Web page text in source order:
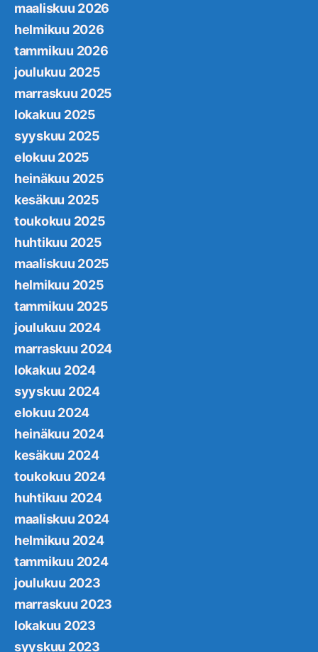
maaliskuu 2026
helmikuu 2026
tammikuu 2026
joulukuu 2025
marraskuu 2025
lokakuu 2025
syyskuu 2025
elokuu 2025
heinäkuu 2025
kesäkuu 2025
toukokuu 2025
huhtikuu 2025
maaliskuu 2025
helmikuu 2025
tammikuu 2025
joulukuu 2024
marraskuu 2024
lokakuu 2024
syyskuu 2024
elokuu 2024
heinäkuu 2024
kesäkuu 2024
toukokuu 2024
huhtikuu 2024
maaliskuu 2024
helmikuu 2024
tammikuu 2024
joulukuu 2023
marraskuu 2023
lokakuu 2023
syyskuu 2023